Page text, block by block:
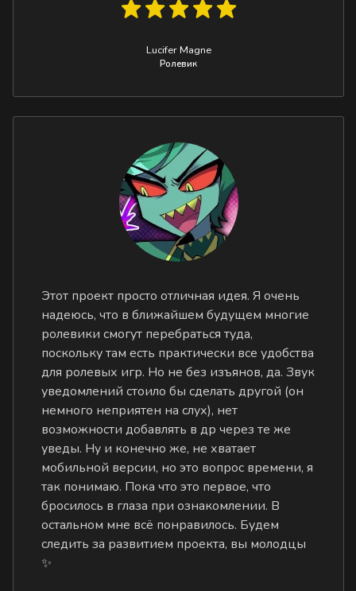
Lucifer Magne
Ролевик
Этот проект просто отличная идея. Я очень
надеюсь, что в ближайшем будущем многие
ролевики смогут перебраться туда,
поскольку там есть практически все удобства
для ролевых игр. Но не без изъянов, да. Звук
уведомлений стоило бы сделать другой (он
немного неприятен на слух), нет
возможности добавлять в др через те же
уведы. Ну и конечно же, не хватает
мобильной версии, но это вопрос времени, я
так понимаю. Пока что это первое, что
бросилось в глаза при ознакомлении. В
остальном мне всё понравилось. Будем
следить за развитием проекта, вы молодцы
✨